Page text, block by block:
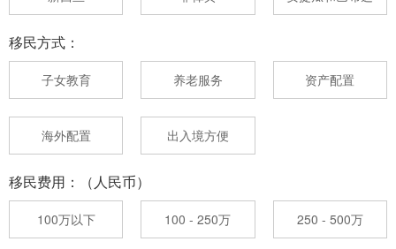
移民方式：
子女教育 养老服务 资产配置
海外配置 出入境方便
移民费用：（人民币）
100万以下 100 - 250万 250 - 500万